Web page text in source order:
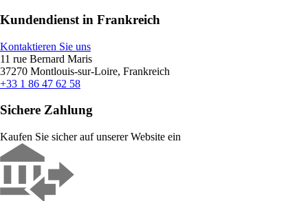
Kundendienst in Frankreich
Kontaktieren Sie uns
11 rue Bernard Maris
37270 Montlouis-sur-Loire, Frankreich
+33 1 86 47 62 58
Sichere Zahlung
Kaufen Sie sicher auf unserer Website ein